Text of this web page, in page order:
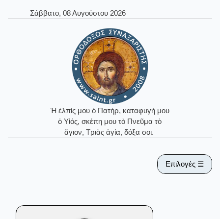
Σάββατο, 08 Αυγούστου 2026
Ἡ ἐλπίς μου ὁ Πατήρ, καταφυγή μου
ὁ Υἱός, σκέπη μου τὸ Πνεῦμα τὸ
ἅγιον, Τριὰς ἁγία, δόξα σοι.
Επιλογές ☰